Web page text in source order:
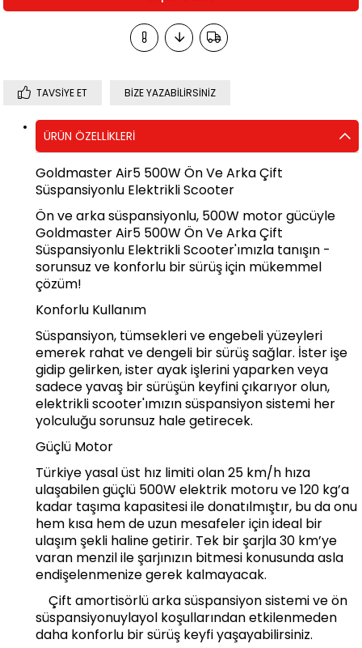
TAVSIYE ET BIZE YAZABILIRSINIZ
ÜRÜN ÖZELLIKLERI
Goldmaster Air5 500W Ön Ve Arka Çift
Süspansiyonlu Elektrikli Scooter
Ön ve arka süspansiyonlu, 500W motor gücüyle
Goldmaster Air5 500W Ön Ve Arka Çift
Süspansiyonlu Elektrikli Scooter'ımızla tanışın -
sorunsuz ve konforlu bir sürüş için mükemmel
çözüm!
Konforlu Kullanım
Süspansiyon, tümsekleri ve engebeli yüzeyleri
emerek rahat ve dengeli bir sürüş sağlar. İster işe
gidip gelirken, ister ayak işlerini yaparken veya
sadece yavaş bir sürüşün keyfini çıkarıyor olun,
elektrikli scooter'ımızın süspansiyon sistemi her
yolculuğu sorunsuz hale getirecek.
Güçlü Motor
Türkiye yasal üst hız limiti olan 25 km/h hıza
ulaşabilen güçlü 500W elektrik motoru ve 120 kg’a
kadar taşıma kapasitesi ile donatılmıştır, bu da onu
hem kısa hem de uzun mesafeler için ideal bir
ulaşım şekli haline getirir. Tek bir şarjla 30 km’ye
varan menzil ile şarjınızın bitmesi konusunda asla
endişelenmenize gerek kalmayacak.
Çift amortisörlü arka süspansiyon sistemi ve ön
süspansiyonuylayol koşullarından etkilenmeden
daha konforlu bir sürüş keyfi yaşayabilirsiniz.